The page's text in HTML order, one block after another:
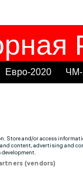
Евро-2020 ЧМ-